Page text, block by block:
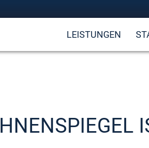
LEISTUNGEN